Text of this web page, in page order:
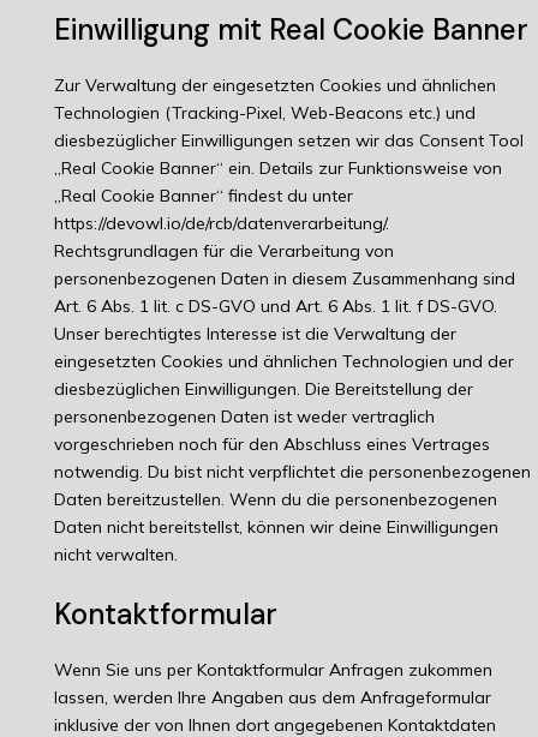
Einwilligung mit Real Cookie Banner
Zur Verwaltung der eingesetzten Cookies und ähnlichen
Technologien (Tracking-Pixel, Web-Beacons etc.) und
diesbezüglicher Einwilligungen setzen wir das Consent Tool
„Real Cookie Banner“ ein. Details zur Funktionsweise von
„Real Cookie Banner“ findest du unter
https://devowl.io/de/rcb/datenverarbeitung/.
Rechtsgrundlagen für die Verarbeitung von
personenbezogenen Daten in diesem Zusammenhang sind
Art. 6 Abs. 1 lit. c DS-GVO und Art. 6 Abs. 1 lit. f DS-GVO.
Unser berechtigtes Interesse ist die Verwaltung der
eingesetzten Cookies und ähnlichen Technologien und der
diesbezüglichen Einwilligungen. Die Bereitstellung der
personenbezogenen Daten ist weder vertraglich
vorgeschrieben noch für den Abschluss eines Vertrages
notwendig. Du bist nicht verpflichtet die personenbezogenen
Daten bereitzustellen. Wenn du die personenbezogenen
Daten nicht bereitstellst, können wir deine Einwilligungen
nicht verwalten.
Kontaktformular
Wenn Sie uns per Kontaktformular Anfragen zukommen
lassen, werden Ihre Angaben aus dem Anfrageformular
inklusive der von Ihnen dort angegebenen Kontaktdaten